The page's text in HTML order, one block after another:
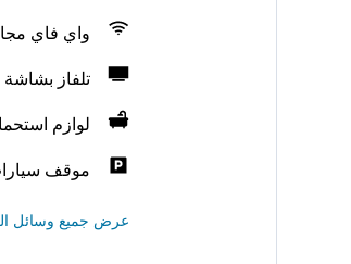
واي فاي
تلفاز
لوازم
موقف
عرض جميع وسائل